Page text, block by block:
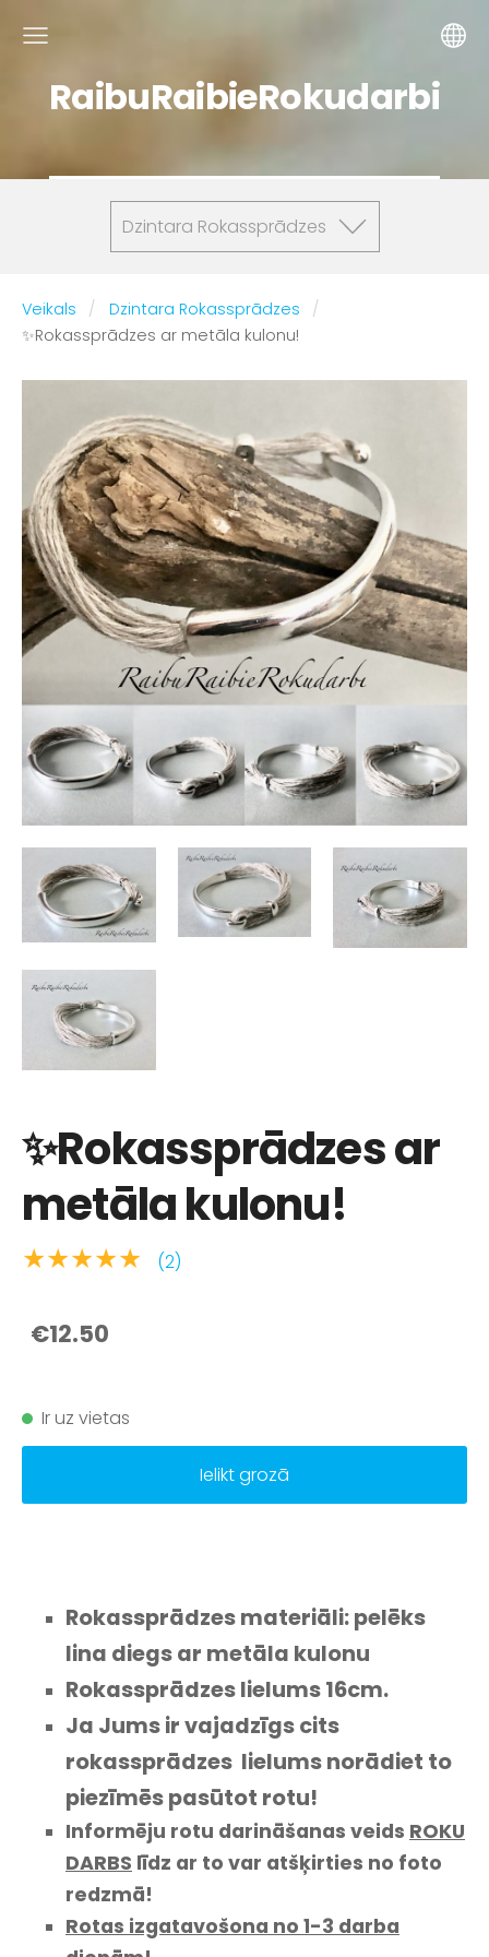
RaibuRaibieRokudarbi
Dzintara Rokassprādzes
Veikals
Dzintara Rokassprādzes
✨Rokassprādzes ar metāla kulonu!
✨Rokassprādzes ar
metāla kulonu!
★★★★★ (2)
€12.50
Ir uz vietas
Ielikt grozā
Rokassprādzes materiāli: pelēks
lina diegs ar metāla kulonu
Rokassprādzes lielums 16cm.
Ja Jums ir vajadzīgs cits
rokassprādzes lielums norādiet to
piezīmēs pasūtot rotu!
Informēju rotu darināšanas veids ROKU
DARBS līdz ar to var atšķirties no foto
redzmā!
Rotas izgatavošona no 1-3 darba